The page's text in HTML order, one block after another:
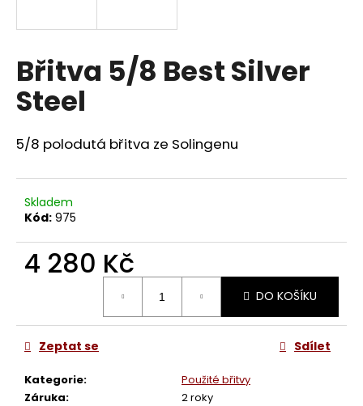
Břitva 5/8 Best Silver
Steel
5/8 polodutá břitva ze Solingenu
Skladem
Kód: 975
4 280 Kč
DO KOŠÍKU
Kategorie:
Použité břitvy
Záruka:
2 roky
Zeptat se Sdílet
í
t
?
D
o
r
u
u